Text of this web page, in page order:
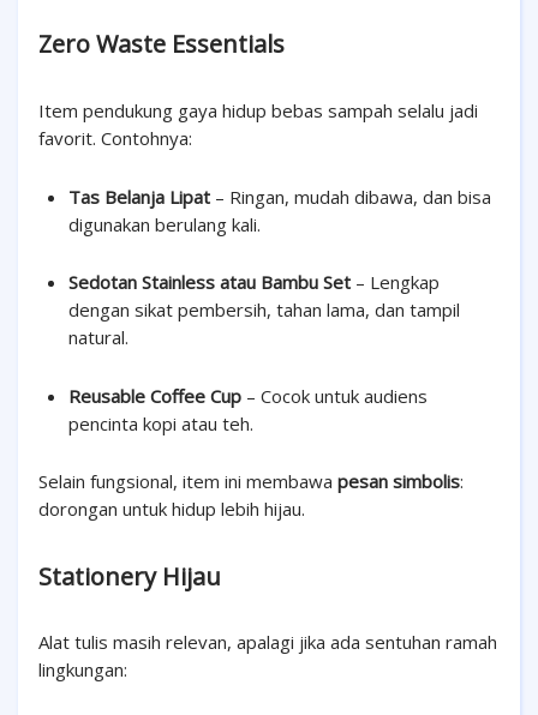
Zero Waste Essentials
Item pendukung gaya hidup bebas sampah selalu jadi
favorit. Contohnya:
Tas Belanja Lipat – Ringan, mudah dibawa, dan bisa
digunakan berulang kali.
Sedotan Stainless atau Bambu Set – Lengkap
dengan sikat pembersih, tahan lama, dan tampil
natural.
Reusable Coffee Cup – Cocok untuk audiens
pencinta kopi atau teh.
Selain fungsional, item ini membawa pesan simbolis:
dorongan untuk hidup lebih hijau.
Stationery Hijau
Alat tulis masih relevan, apalagi jika ada sentuhan ramah
lingkungan: